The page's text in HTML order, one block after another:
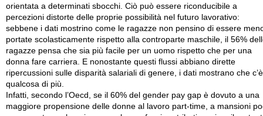
orientata a determinati sbocchi. Ciò può essere riconducibile a
percezioni distorte delle proprie possibilità nel futuro lavorativo:
sebbene i dati mostrino come le ragazze non pensino di essere
portate scolasticamente rispetto alla controparte maschile, il 56%
ragazze pensa che sia più facile per un uomo rispetto che per una
donna fare carriera. E nonostante questi flussi abbiano dirette
ripercussioni sulle disparità salariali di genere, i dati mostrano che c’è
qualcosa di più.
Infatti, secondo l’Oecd, se il 60% del gender pay gap è dovuto a una
maggiore propensione delle donne al lavoro part-time, a mansioni